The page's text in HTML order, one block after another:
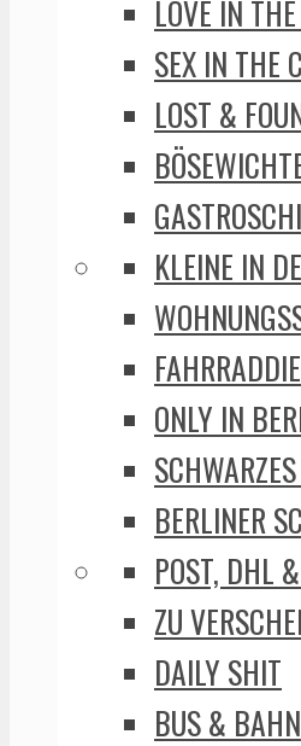
LOVE IN
SEX IN THE
LOST &
KLEINE IN
ONLY IN
BERLINER
POST, DHL
ZU
DAILY SHIT
BUS & BAHN